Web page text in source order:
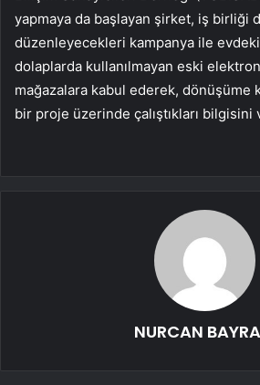
yapmaya da başlayan şirket, iş birliği
düzenleyecekleri kampanya ile
dolaplarda kullanılmayan eski
mağazalara kabul ederek, dönüşüme
bir proje üzerinde çalıştıkları bilgisini
NURCAN